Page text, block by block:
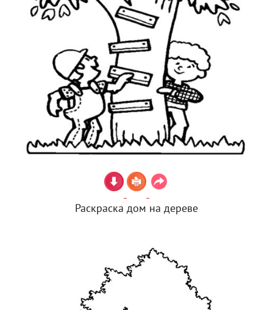
Раскраска дом на дереве